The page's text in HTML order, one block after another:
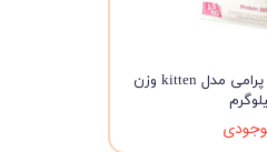
غذای خشک بچه گربه پرامی مدل kitten وزن